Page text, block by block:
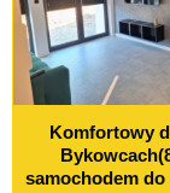
Komfortowy
samochodem